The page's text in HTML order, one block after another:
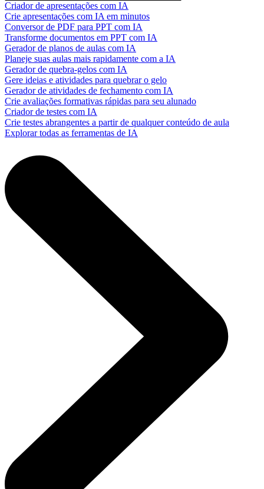
Criador de apresentações com IA
Crie apresentações com IA em minutos
Conversor de PDF para PPT com IA
Transforme documentos em PPT com IA
Gerador de planos de aulas com IA
Planeje suas aulas mais rapidamente com a IA
Gerador de quebra-gelos com IA
Gere ideias e atividades para quebrar o gelo
Gerador de atividades de fechamento com IA
Crie avaliações formativas rápidas para seu alunado
Criador de testes com IA
Crie testes abrangentes a partir de qualquer conteúdo de aula
Explorar todas as ferramentas de IA